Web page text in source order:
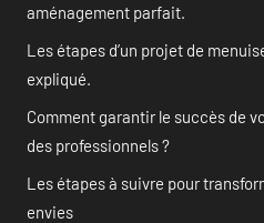
aménagement parfait.
Les étapes d’un projet de
expliqué.
Comment garantir le succès de
des professionnels ?
Les étapes à suivre pour
envies